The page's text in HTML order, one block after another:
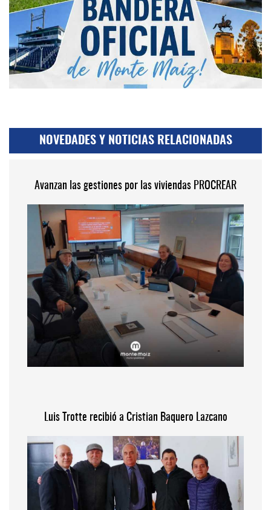
NOVEDADES Y NOTICIAS RELACIONADAS
Avanzan las gestiones por las viviendas PROCREAR
Luis Trotte recibió a Cristian Baquero Lazcano